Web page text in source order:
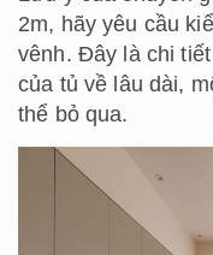
2m, hãy yêu cầu
vênh. Đây là chi
của tủ về lâu dài,
thể bỏ qua.